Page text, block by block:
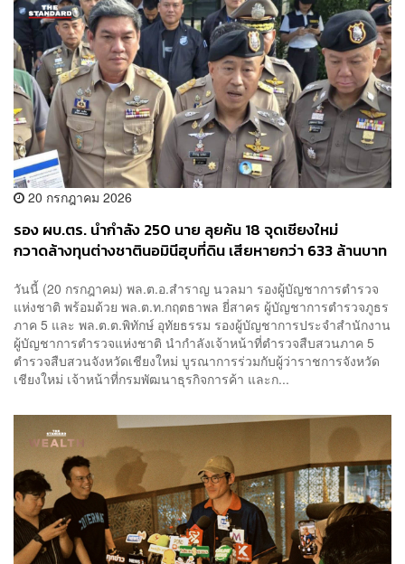
20 กรกฎาคม 2026
รอง ผบ.ตร. นำกำลัง 250 นาย ลุยค้น 18 จุดเชียงใหม่
กวาดล้างทุนต่างชาตินอมินีฮุบที่ดิน เสียหายกว่า 633 ล้านบาท
วันนี้ (20 กรกฎาคม) พล.ต.อ.สำราญ นวลมา รองผู้บัญชาการตำรวจ
แห่งชาติ พร้อมด้วย พล.ต.ท.กฤตธาพล ยี่สาคร ผู้บัญชาการตำรวจภูธร
ภาค 5 และ พล.ต.ต.พิทักษ์ อุทัยธรรม รองผู้บัญชาการประจำสำนักงาน
ผู้บัญชาการตำรวจแห่งชาติ นำกำลังเจ้าหน้าที่ตำรวจสืบสวนภาค 5
ตำรวจสืบสวนจังหวัดเชียงใหม่ บูรณาการร่วมกับผู้ว่าราชการจังหวัด
เชียงใหม่ เจ้าหน้าที่กรมพัฒนาธุรกิจการค้า และก...